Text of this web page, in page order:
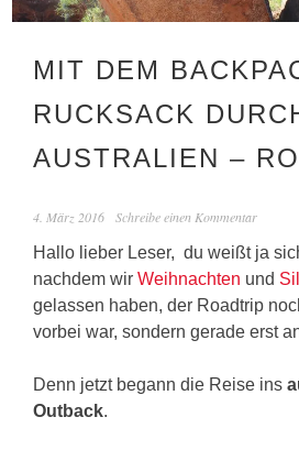
MIT DEM
RUCKSACK
AUSTRALIEN –
4. März 2016 Schreibe einen Kommentar
Hallo lieber Leser, du weißt ja
nachdem wirWeihnachten und
gelassen haben, der Roadtrip
vorbei war, sondern gerade erst
Denn jetzt begann die Reise ins
Outback.